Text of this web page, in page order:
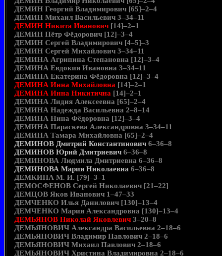
ДЕМИН Георгий Владимирович [65]–2–4
ДЕМИН Михаил Васильевич 3–34–11
ДЕМИН Никита Иванович [14]–2–1
ДЕМИН Пётр Фёдорович [12]–3–4
ДЕМИН Сергей Владимирович [4–5]–3
ДЕМИН Сергей Михайлович 3–34–11
ДЕМИНА Агрипина Степановна [12]–3–4
ДЕМИНА Евдокия Ивановна 3–34–11
ДЕМИНА Екатерина Фёдоровна [12]–3–4
ДЕМИНА Инна Михайловна [14]–2–1
ДЕМИНА Инна Никитична [14]–2–1
ДЕМИНА Лидия Алексеевна [65]–2–4
ДЕМИНА Надежда Васильевна 2–8–14
ДЕМИНА Нина Фёдоровна [12]–3–4
ДЕМИНА Параскева Александровна 3–34–11
ДЕМИНА Тамара Михайловна [65]–2–4
ДЕМИНОВ Дмитрий Константинович 6–36–8
ДЕМИНОВ Юрий Дмитриевич 6–36–8
ДЕМИНОВА Людмила Дмитриевна 6–36–8
ДЕМИНОВА Мария Николаевна 6–36–8
ДЕМКИНА М. И. [79]–3–1
ДЕМОСФЕНОВ Сергей Николаевич [21–22]
ДЕМЦОВ Яков Иванович 1–47–33
ДЕМЧЕНКО Илья Данилович [130]–13–4
ДЕМЧЕНКО Мария Александровна [130]–13–4
ДЕМЬЯНОВ Николай Яковлевич 3–20–8
ДЕМЬЯНОВИЧ Александра Васильевна 2–18–6
ДЕМЬЯНОВИЧ Владимир Павлович 2–18–6
ДЕМЬЯНОВИЧ Михаил Павлович 2–18–6
ДЕМЬЯНОВИЧ Христина Владимировна 2–18–6